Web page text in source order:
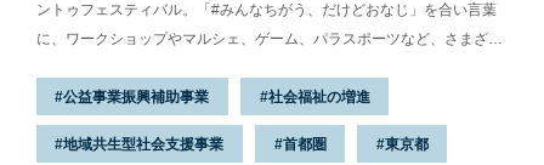
ントゥフェスティバル。「#みんなちがう、だけどおなじ」を合い言葉
に、ワークショップやマルシェ、ゲーム、パラスポーツなど、さまざま
公益事業振興補助事業
社会福祉の増進
地域共生型社会支援事業 首都圏 東京都